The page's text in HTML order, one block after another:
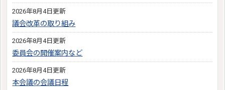
2026年8月4日更新
議会改革の取り組み
2026年8月4日更新
委員会の開催案内など
2026年8月4日更新
本会議の会議日程